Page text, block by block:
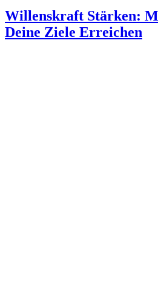
Willenskraft Stärken:
Deine Ziele Erreichen